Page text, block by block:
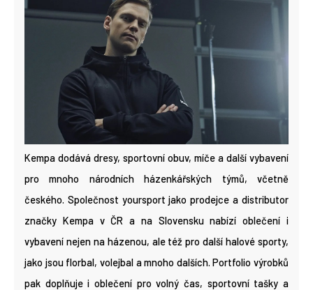
Kempa dodává dresy, sportovní obuv, míče a další vybavení
pro mnoho národních házenkářských týmů, včetně
českého. Společnost yoursport jako prodejce a distributor
značky Kempa v ČR a na Slovensku nabízí oblečení i
vybavení nejen na házenou, ale též pro další halové sporty,
jako jsou florbal, volejbal a mnoho dalších. Portfolio výrobků
pak doplňuje i oblečení pro volný čas, sportovní tašky a